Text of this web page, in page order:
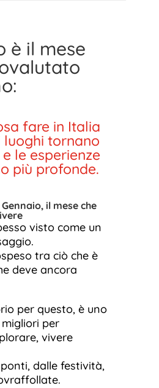
è il mese
fare in Italia
luoghi tornano
le esperienze
più profonde.
il mese che
visto come un
tra ciò che è
deve ancora
per questo, è uno
per
vivere
dalle festività,